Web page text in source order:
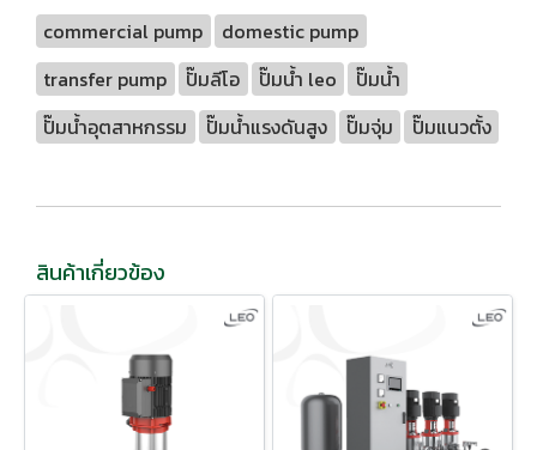
commercial pump
domestic pump
transfer pump
ปั๊มลีโอ ปั๊มน้ำ leo
ปั๊มน้ำ
ปั๊มน้ำอุตสาหกรรม
ปั๊มน้ำแรงดันสูง ปั๊มจุ่ม ปั๊มแนวตั้ง
สินค้าเกี่ยวข้อง